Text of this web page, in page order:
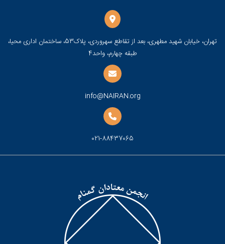
تهران، خیابان شهید مطهری، بعد از تقاطع سهروردی، پلاک53، ساختمان اداری محیا،
طبقه چهارم، واحد4
info@NAIRAN.org
021-88437065